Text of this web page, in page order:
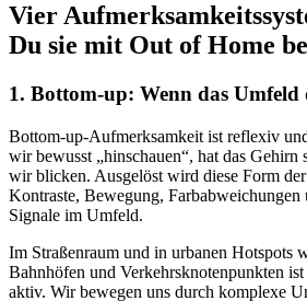
Vier
Du sie mit Out of Home
1. Bottom-up: Wenn das
Bottom-up-Aufmerksamkeit ist reflexiv
wir bewusst „hinschauen“, hat das Gehirn
wir blicken. Ausgelöst wird diese Form
Kontraste, Bewegung,
Signale im Umfeld.
Im Straßenraum und in urbanen Hotspots
Bahnhöfen und Verkehrsknotenpunkten ist
aktiv. Wir bewegen uns durch komplexe